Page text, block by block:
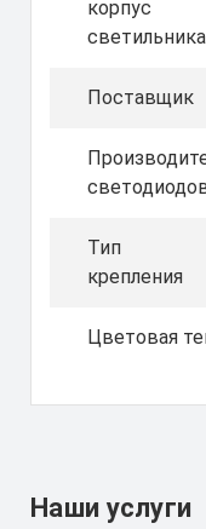
корпус
светильника
Поставщик
Тип
крепления
Цветовая
Наши услуги